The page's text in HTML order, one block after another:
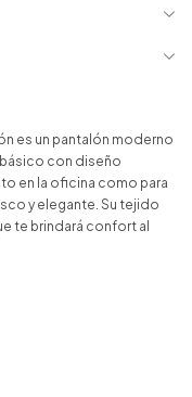
es un pantalón moderno
con diseño
en la oficina como para
y elegante. Su tejido
te brindará confort al